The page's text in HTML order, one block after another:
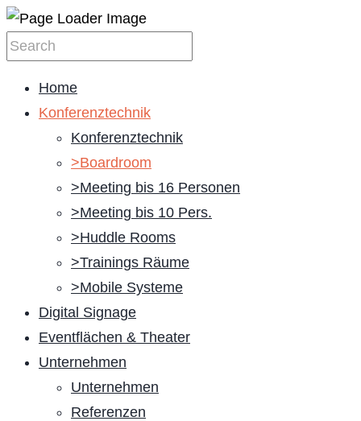
Home
Konferenztechnik
Konferenztechnik
>Boardroom
>Meeting bis 16 Personen
>Meeting bis 10 Pers.
>Huddle Rooms
>Trainings Räume
>Mobile Systeme
Digital Signage
Eventflächen & Theater
Unternehmen
Unternehmen
Referenzen